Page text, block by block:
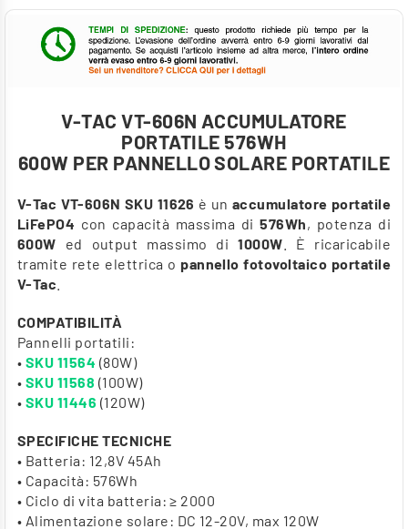
V-TAC VT-606N ACCUMULATORE
PORTATILE 576WH
600W PER PANNELLO SOLARE PORTATILE
V-Tac VT-606N SKU 11626 è un accumulatore portatile
LiFePO4 con capacità massima di 576Wh, potenza di
600W ed output massimo di 1000W . È ricaricabile
tramite rete elettrica o pannello fotovoltaico portatile
V-Tac
COMPATIBILITÀ
Pannelli portatili:
• SKU 11564 (80W)
• SKU 11568 (100W)
• SKU 11446 (120W)
SPECIFICHE TECNICHE
• Batteria: 12,8V 45Ah
• Capacità: 576Wh
• Ciclo di vita batteria: ≥ 2000
• Alimentazione solare: DC 12-20V, max 120W